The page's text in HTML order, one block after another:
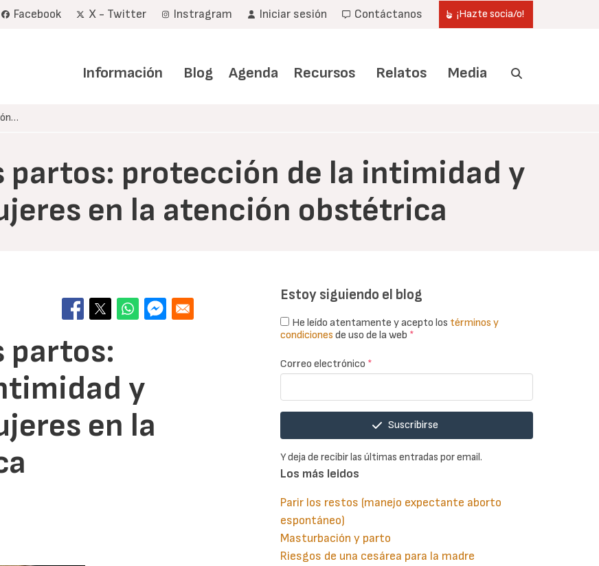
Facebook X - Twitter Instragram Iniciar sesión Contáctanos ¡Hazte socia/o!
Información Blog Agenda Recursos Relatos Media
partos: protección de la intimidad y
en la atención obstétrica
partos:
y
en la
Estoy siguiendo el blog
He leído atentamente y acepto los términos y
condiciones de uso de la web *
Correo electrónico *
Suscribirse
Y deja de recibir las últimas entradas por email.
Los más leidos
Parir los restos (manejo expectante aborto
espontáneo)
Masturbación y parto
Riesgos de una cesárea para la madre